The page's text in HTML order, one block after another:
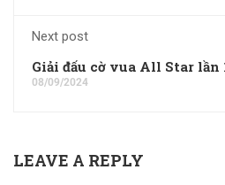
Next post
Giải đấu cờ vua All Star lần
08/09/2024
LEAVE A REPLY